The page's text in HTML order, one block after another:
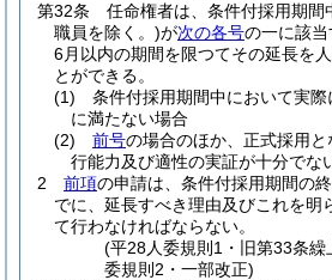
第32条
任命権者は、条件付採用期間
職員を除く。)が次の各号の一に該当
6月以内の期間を限つてその延長を
とができる。
(1)
条件付採用期間中において実
に満たない場合
(2)
前号の場合のほか、正式採用
行能力及び適性の実証が十分でな
2
前項の申請は、条件付採用期間の
でに、延長すべき理由及びこれを明
て行わなければならない。
(平28人委規則1・旧第33条繰
委規則2・一部改正)